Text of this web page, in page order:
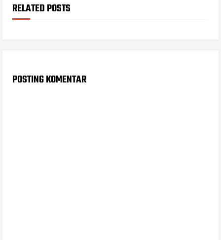
RELATED POSTS
POSTING KOMENTAR